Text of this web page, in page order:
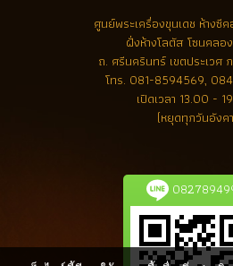
ศูนย์พระเครื่องขุนเดช ห้างซี
ฝั่งห้างโลตัส โซนคลอ
ถ. ศรีนครินทร์ เขตประเวศ
โทร. 081-8594569,
เปิดเวลา 13.00 -
(หยุดทุกวันอังค